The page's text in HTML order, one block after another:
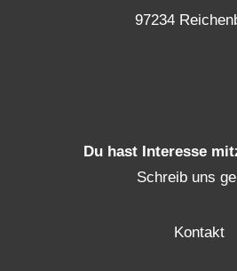
97234
Du hast Interesse
Schreib uns
Kontakt